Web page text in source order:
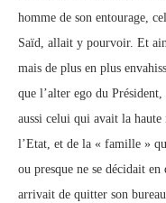
homme de son entourage,
Saïd, allait y pourvoir. Et
mais de plus en plus
que l’alter ego du
aussi celui qui avait la
l’Etat, et de la « famille »
ou presque ne se décidait
arrivait de quitter son